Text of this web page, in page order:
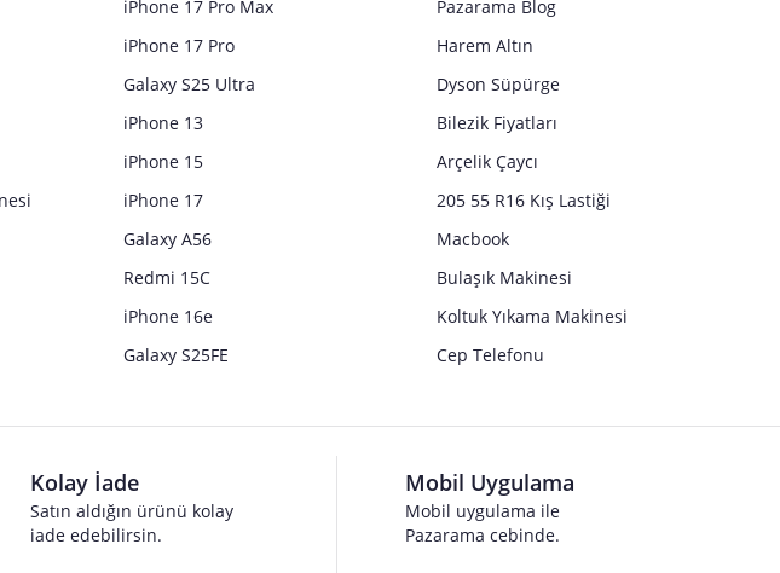
iPhone 17 Pro Max
iPhone 17 Pro
Galaxy S25 Ultra
iPhone 13
iPhone 15
iPhone 17
Galaxy A56
Redmi 15C
iPhone 16e
Galaxy S25FE
Pazarama Blog
Harem Altın
Dyson Süpürge
Bilezik Fiyatları
Arçelik Çaycı
205 55 R16 Kış Lastiği
Macbook
Bulaşık Makinesi
Koltuk Yıkama Makinesi
Cep Telefonu
Kolay İade
Satın aldığın ürünü kolay
iade edebilirsin.
Mobil Uygulama
Mobil uygulama ile
Pazarama cebinde.